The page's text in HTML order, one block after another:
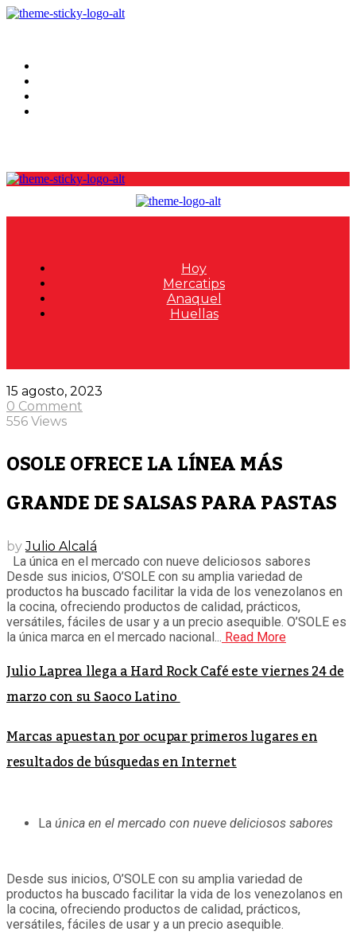
Hoy
Mercatips
Anaquel
Huellas
15 agosto, 2023
0 Comment
556 Views
OSOLE OFRECE LA LÍNEA MÁS
GRANDE DE SALSAS PARA PASTAS
byJulio Alcalá
La única en el mercado con nueve deliciosos sabores
Desde sus inicios, O’SOLE con su amplia variedad de
productos ha buscado facilitar la vida de los venezolanos en
la cocina, ofreciendo productos de calidad, prácticos,
versátiles, fáciles de usar y a un precio asequible. O’SOLE es
la única marca en el mercado nacional... Read More
Julio Laprea llega a Hard Rock Café este viernes 24 de
marzo con su Saoco Latino
Marcas apuestan por ocupar primeros lugares en
resultados de búsquedas en Internet
La única en el mercado con nueve deliciosos sabores
Desde sus inicios, O’SOLE con su amplia variedad de
productos ha buscado facilitar la vida de los venezolanos en
la cocina, ofreciendo productos de calidad, prácticos,
versátiles, fáciles de usar y a un precio asequible.